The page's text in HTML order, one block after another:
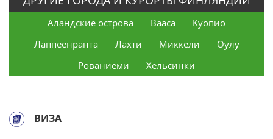
Аландские острова Вааса
Куопио
Лаппеенранта
Лахти Миккели
Оулу
Рованиеми
Хельсинки
ВИЗА